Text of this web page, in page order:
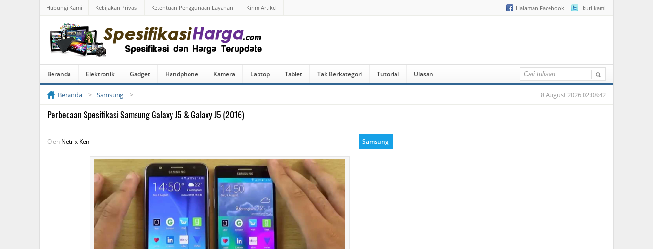
Halaman Facebook Ikuti kami
Hubungi Kami Kebijakan Privasi Ketentuan Penggunaan Layanan Kirim Artikel
Beranda Elektronik Gadget Handphone Kamera Laptop Tablet Tak Berkategori Tutorial Ulasan
Beranda Samsung 8 August 2026 02:08:42
Perbedaan Spesifikasi Samsung Galaxy J5 & Galaxy J5 (2016)
Oleh Netrix Ken Samsung